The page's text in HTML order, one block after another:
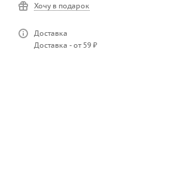
Хочу в подарок
Доставка
Доставка - от 59 ₽